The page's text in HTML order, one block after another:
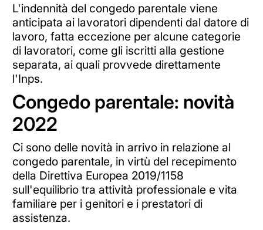
L'indennità del congedo parentale viene
anticipata ai lavoratori dipendenti dal datore di
lavoro, fatta eccezione per alcune categorie
di lavoratori, come gli iscritti alla gestione
separata, ai quali provvede direttamente
l'Inps.
Congedo parentale: novità
2022
Ci sono delle novità in arrivo in relazione al
congedo parentale, in virtù del recepimento
della Direttiva Europea 2019/1158
sull'equilibrio tra attività professionale e vita
familiare per i genitori e i prestatori di
assistenza.